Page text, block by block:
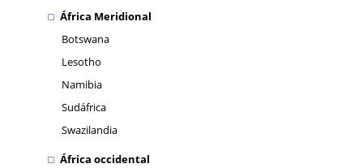
África Meridional
Botswana
Lesotho
Namibia
Sudáfrica
Swazilandia
África occidental